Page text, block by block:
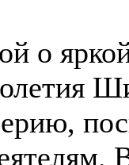
о